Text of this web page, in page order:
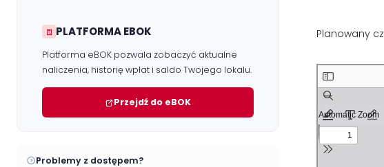
Planowany
PLATFORMA EBOK
Platforma eBOK pozwala zobaczyć aktualne
naliczenia, historię wpłat i saldo Twojego lokalu.
Przejdź do eBOK
Problemy z dostępem?